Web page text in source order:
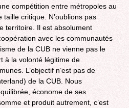
compétition entre métropoles au
taille critique. N’oublions pas
territoire. Il est absolument
avec les communautés
de la CUB ne vienne pas le
à la volonté légitime de
L’objectif n’est pas de
de la CUB. Nous
économe de ses
et produit autrement, c’est